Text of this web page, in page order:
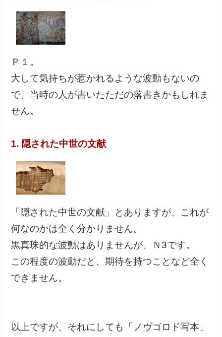
Ｐ１。
大して気持ちが惹かれるような波動もないの
で、当時の人が書いたただの落書きかもしれま
せん。
1. 隠された中世の文献
「隠された中世の文献」とありますが、これが
何なのかは全く分かりません。
黒真珠的な波動はありませんが、Ｎ3です。
この程度の波動だと、期待を持つことなど全く
できません。
以上ですが、それにしても「ノヴゴロド写本」